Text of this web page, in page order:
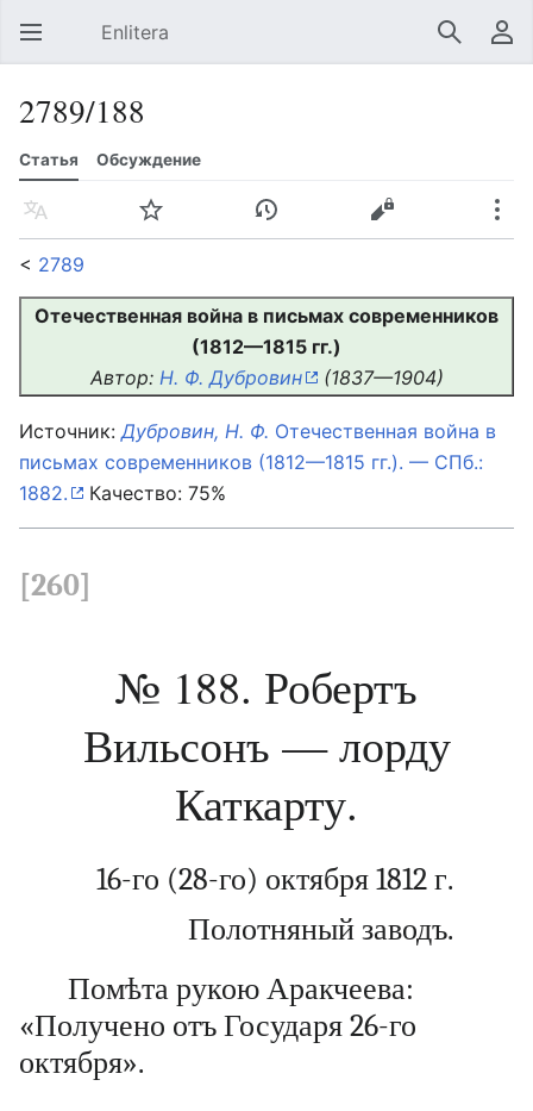
Открыть главное меню Enlitera Найти Пользовательское меню
2789/188
Статья Обсуждение
Язык Следить История
Ещё
< 2789
Отечественная война в письмах современников
(1812—1815 гг.)
Автор: Н. Ф. Дубровин (1837—1904)
Источник:Дубровин, Н. Ф. Отечественная война в
письмах современников (1812—1815 гг.). — СПб.:
1882.
Качество: 75%
[260]
№ 188. Робертъ
Вильсонъ — лорду
Каткарту.
16-го (28-го) октября 1812 г.
Полотняный заводъ.
Помѣта рукою Аракчеева:
«Получено отъ Государя 26-го
октября».